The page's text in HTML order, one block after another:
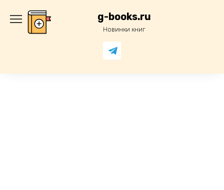
содержанию
g-books.ru
Новинки книг